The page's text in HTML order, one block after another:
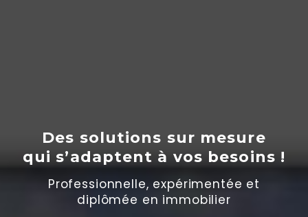
Des solutions sur mesure
qui s’adaptent à vos besoins !
Professionnelle, expérimentée et
diplômée en immobilier